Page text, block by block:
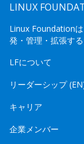
LINUX
Linux Foundation
発・管理・拡張す
LFについて
リーダーシップ
キャリア
企業メンバー